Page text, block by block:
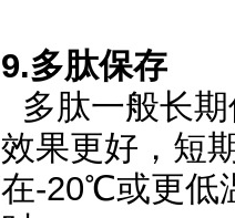
9.多肽保存
多肽一般长
效果更好，短
在-20℃或更低